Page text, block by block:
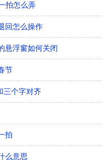
拍怎么弄
回怎么操作
悬浮窗如何关闭
节
三个字对齐
拍
么意思